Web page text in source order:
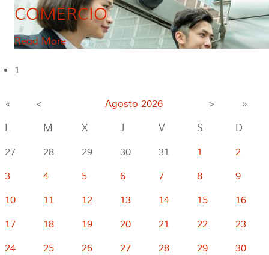
COMERCIO
Read More
1
« < Agosto 2026 >
»
L
M X J V S
D
27
28 29 30 31 1
2
3
4 5 6 7 8
9
10
11 12 13 14 15
16
17
18 19 20 21 22
23
24
25 26 27 28 29
30